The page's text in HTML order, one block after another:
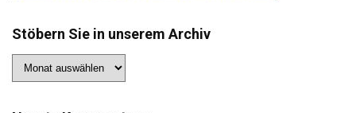
Stöbern Sie in unserem Archiv
Sie